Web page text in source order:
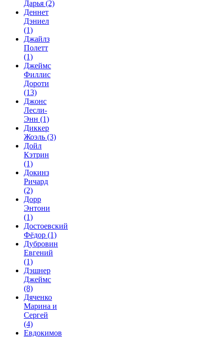
Дарья (2)
Деннет
Дэниел
(1)
Джайлз
Полетт
(1)
Джеймс
Филлис
Дороти
(13)
Джонс
Лесли-
Энн (1)
Диккер
Жоэль (3)
Дойл
Кэтрин
(1)
Докинз
Ричард
(2)
Дорр
Энтони
(1)
Достоевский
Фёдор (1)
Дубровин
Евгений
(1)
Дэшнер
Джеймс
(8)
Дяченко
Марина и
Сергей
(4)
Евдокимов